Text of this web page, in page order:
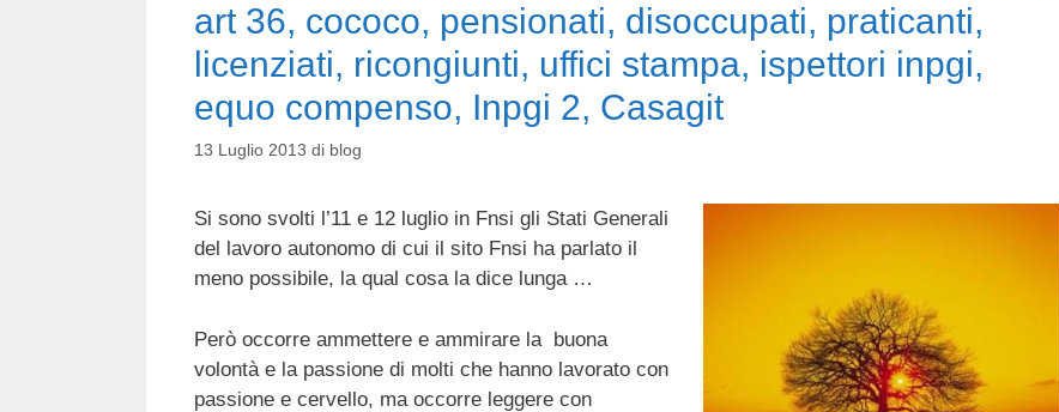
art 36, cococo, pensionati, disoccupati, praticanti,
licenziati, ricongiunti, uffici stampa, ispettori inpgi,
equo compenso, Inpgi 2, Casagit
13 Luglio 2013 di blog
Si sono svolti l’11 e 12 luglio in Fnsi gli Stati Generali
del lavoro autonomo di cui il sito Fnsi ha parlato il
meno possibile, la qual cosa la dice lunga …
Però occorre ammettere e ammirare la buona
volontà e la passione di molti che hanno lavorato con
passione e cervello, ma occorre leggere con